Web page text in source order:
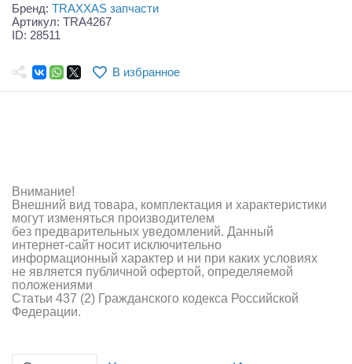
Самолеты
Судомодели
Зарядные устройства и блоки питания
Двигатели
Технические жидкости
Инструмент,измерительные приборы,расходники
Бренд: TRAXXAS запчасти
Артикул: TRA4267
ID: 28511
В избранное
Внимание!
Внешний вид товара, комплектация и характеристики
могут изменяться производителем
без предварительных уведомлений. Данный
интернет-сайт носит исключительно
информационный характер и ни при каких условиях
не является публичной офертой, определяемой
положениями
Статьи 437 (2) Гражданского кодекса Российской
Федерации.